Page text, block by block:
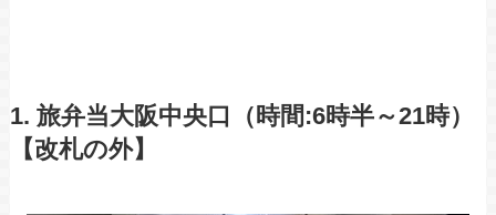
1. 旅弁当大阪中央口（時間:6時半～21時）
【改札の外】